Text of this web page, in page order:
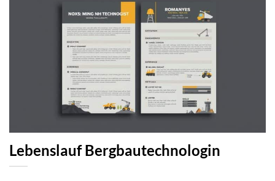
Lebenslauf Bergbautechnologin